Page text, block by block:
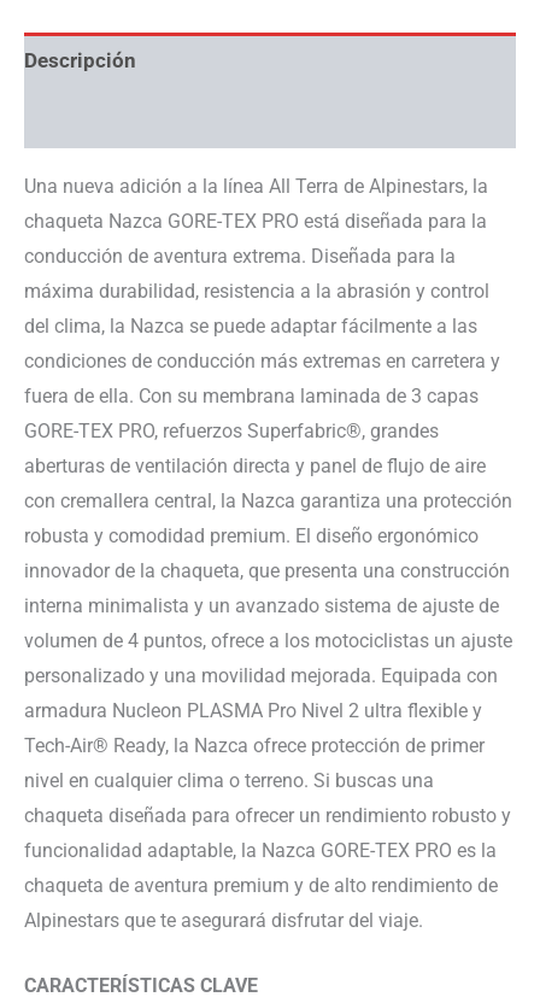
Descripción
Una nueva adición a la línea All Terra de Alpinestars, la
chaqueta Nazca GORE-TEX PRO está diseñada para la
conducción de aventura extrema. Diseñada para la
máxima durabilidad, resistencia a la abrasión y control
del clima, la Nazca se puede adaptar fácilmente a las
condiciones de conducción más extremas en carretera y
fuera de ella. Con su membrana laminada de 3 capas
GORE-TEX PRO, refuerzos Superfabric®, grandes
aberturas de ventilación directa y panel de flujo de aire
con cremallera central, la Nazca garantiza una protección
robusta y comodidad premium. El diseño ergonómico
innovador de la chaqueta, que presenta una construcción
interna minimalista y un avanzado sistema de ajuste de
volumen de 4 puntos, ofrece a los motociclistas un ajuste
personalizado y una movilidad mejorada. Equipada con
armadura Nucleon PLASMA Pro Nivel 2 ultra flexible y
Tech-Air® Ready, la Nazca ofrece protección de primer
nivel en cualquier clima o terreno. Si buscas una
chaqueta diseñada para ofrecer un rendimiento robusto y
funcionalidad adaptable, la Nazca GORE-TEX PRO es la
chaqueta de aventura premium y de alto rendimiento de
Alpinestars que te asegurará disfrutar del viaje.
CARACTERÍSTICAS CLAVE